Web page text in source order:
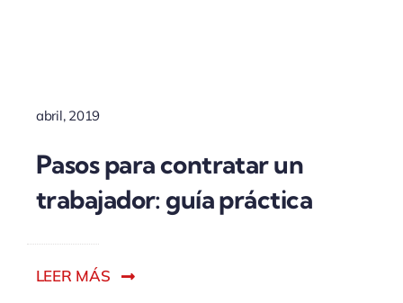
abril, 2019
Pasos para contratar un
trabajador: guía práctica
LEER MÁS